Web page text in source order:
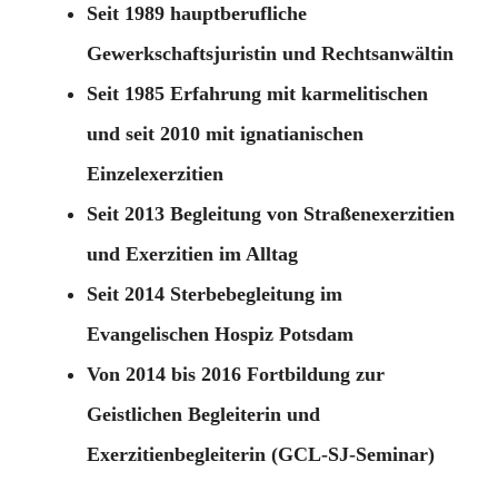
Seit 1989 hauptberufliche
Gewerkschaftsjuristin und Rechtsanwältin
Seit 1985 Erfahrung mit karmelitischen
und seit 2010 mit ignatianischen
Einzelexerzitien
Seit 2013 Begleitung von Straßenexerzitien
und Exerzitien im Alltag
Seit 2014 Sterbebegleitung im
Evangelischen Hospiz Potsdam
Von 2014 bis 2016 Fortbildung zur
Geistlichen Begleiterin und
Exerzitienbegleiterin (GCL-SJ-Seminar)